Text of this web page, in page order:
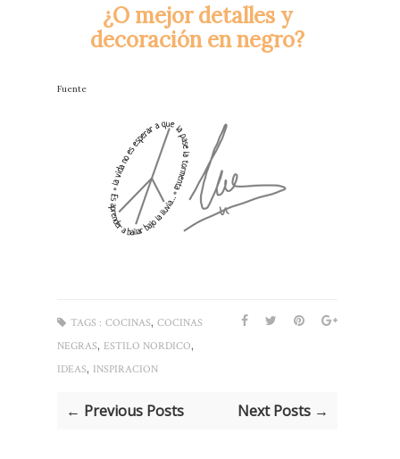
¿O mejor detalles y
decoración en negro?
Fuente
TAGS : COCINAS, COCINAS
NEGRAS, ESTILO NORDICO,
IDEAS, INSPIRACION
← Previous Posts Next Posts →